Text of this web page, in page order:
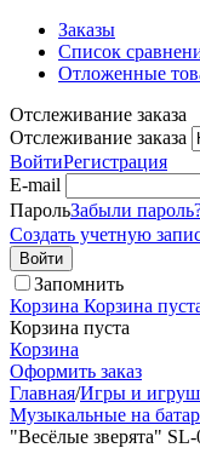
Заказы
Список
Отложенные
Отслеживание заказа
Отслеживание заказа
ВойтиРегистрация
E-mail
ПарольЗабыли
Создать учетную
Войти
Запомнить
Корзина Корзина
Корзина пуста
Корзина
Оформить заказ
Главная/Игры и
Музыкальные на
"Весёлые зверята"